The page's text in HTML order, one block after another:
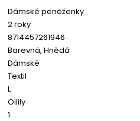
Dámské peněženky
2 roky
8714457261946
Barevná, Hnědá
Dámské
Textil
L
Oilily
1